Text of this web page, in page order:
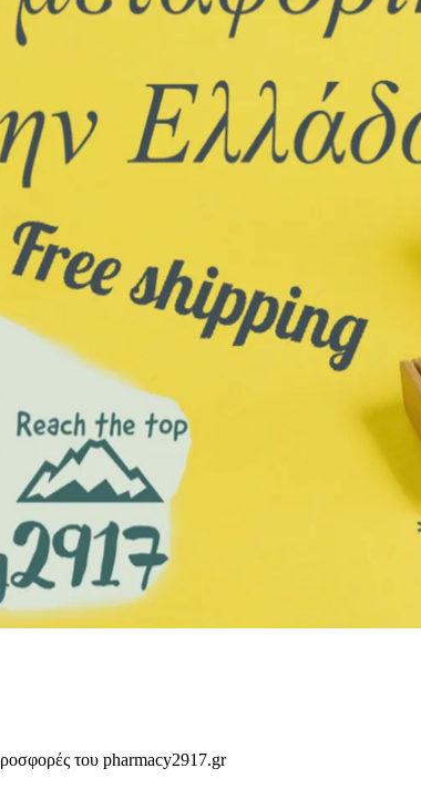
του pharmacy2917.gr